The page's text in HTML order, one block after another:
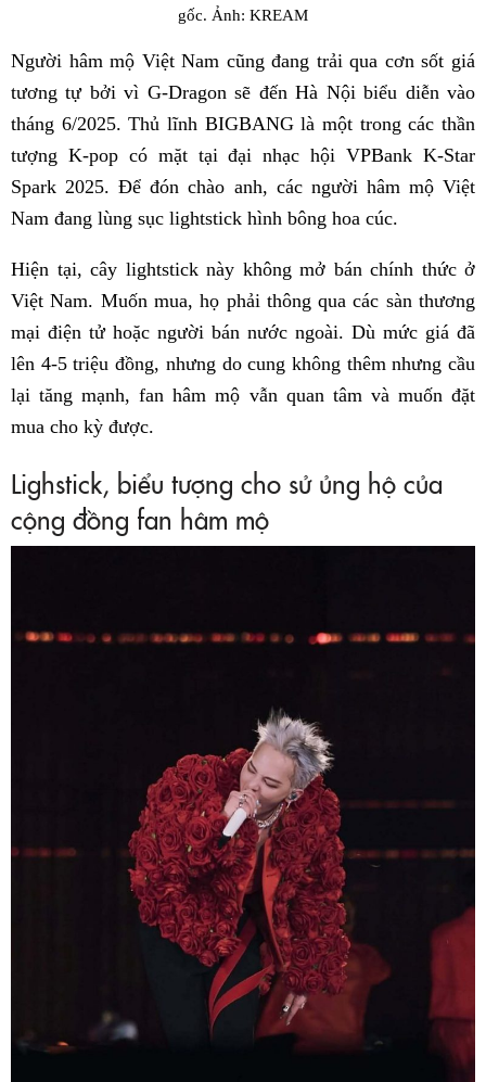
gốc. Ảnh: KREAM
Người hâm mộ Việt Nam cũng đang trải qua cơn sốt giá
tương tự bởi vì G-Dragon sẽ đến Hà Nội biểu diễn vào
tháng 6/2025. Thủ lĩnh BIGBANG là một trong các thần
tượng K-pop có mặt tại đại nhạc hội VPBank K-Star
Spark 2025. Để đón chào anh, các người hâm mộ Việt
Nam đang lùng sục lightstick hình bông hoa cúc.
Hiện tại, cây lightstick này không mở bán chính thức ở
Việt Nam. Muốn mua, họ phải thông qua các sàn thương
mại điện tử hoặc người bán nước ngoài. Dù mức giá đã
lên 4-5 triệu đồng, nhưng do cung không thêm nhưng cầu
lại tăng mạnh, fan hâm mộ vẫn quan tâm và muốn đặt
mua cho kỳ được.
Lighstick, biểu tượng cho sử ủng hộ của
cộng đồng fan hâm mộ